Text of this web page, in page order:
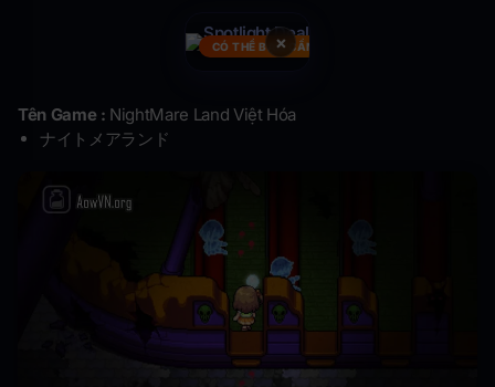
×
CÓ THỂ BẠN CẦN
Tên Game : NightMare Land Việt Hóa
ナイトメアランド